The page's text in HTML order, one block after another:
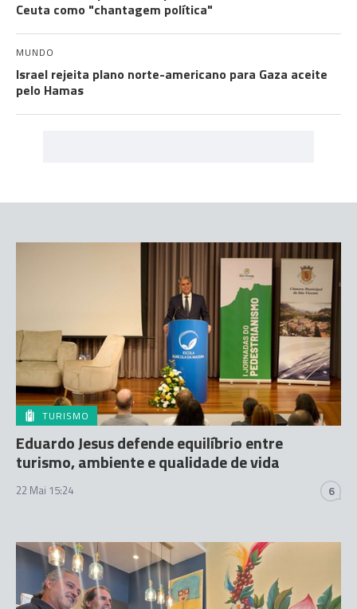
Ceuta como "chantagem política"
MUNDO
Israel rejeita plano norte-americano para Gaza aceite
pelo Hamas
TURISMO
Eduardo Jesus defende equilíbrio entre
turismo, ambiente e qualidade de vida
22 Mai 15:24 6